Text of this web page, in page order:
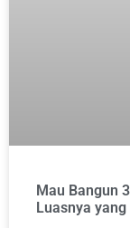
Mau Bangun
Luasnya yang